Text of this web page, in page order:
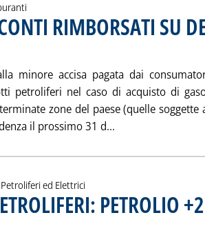
RIMBORSATI SU
minore accisa pagata dai
petroliferi nel caso di acquisto di
zone del paese (quelle soggette
il prossimo 31 d...
ed Elettrici
PETROLIO